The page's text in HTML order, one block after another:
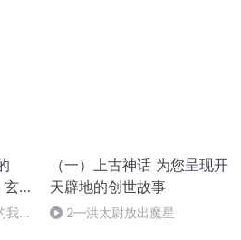
玄
我，
（一）上古神话 为您呈现开
天辟地的创世故事
2—洪太尉放出魔星